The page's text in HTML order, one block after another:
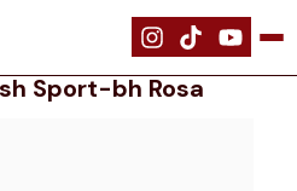
Rush Sport-BH rosa
Sport-bh Rosa